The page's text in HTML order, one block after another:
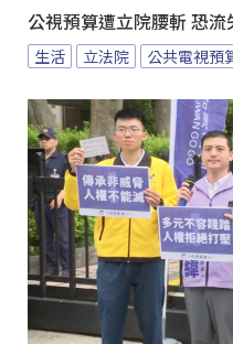
公視預算遭立院腰斬 恐流
生活 立法院 公共電視預